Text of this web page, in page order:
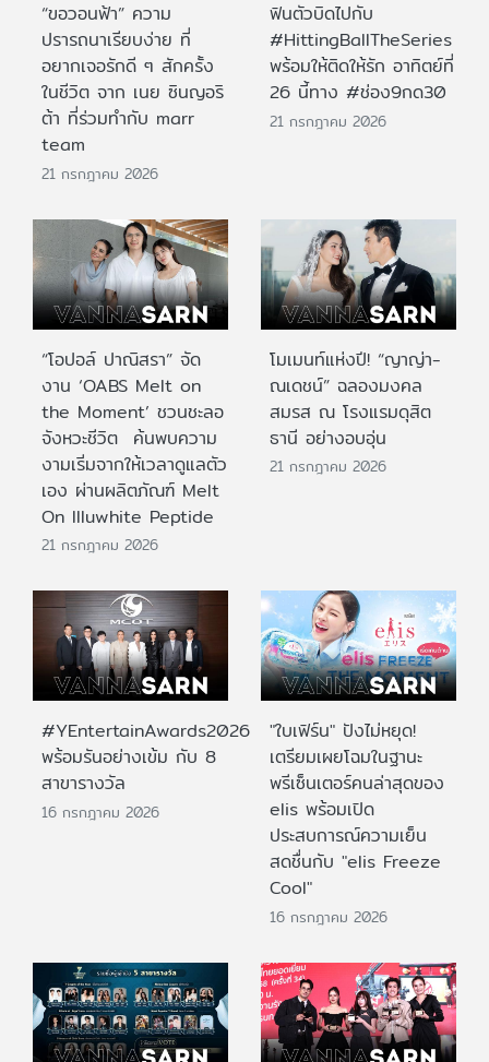
“ขอวอนฟ้า” ความ
ปรารถนาเรียบง่าย ที่
อยากเจอรักดี ๆ สักครั้ง
ในชีวิต จาก เนย ซินญอริ
ต้า ที่ร่วมทำกับ marr
team
21 กรกฎาคม 2026
ฟินตัวบิดไปกับ
#HittingBallTheSeries
พร้อมให้ติดให้รัก อาทิตย์ที่
26 นี้ทาง #ช่อง9กด30
21 กรกฎาคม 2026
“โอปอล์ ปาณิสรา” จัด
งาน ‘OABS Melt on
the Moment’ ชวนชะลอ
จังหวะชีวิต ค้นพบความ
งามเริ่มจากให้เวลาดูแลตัว
เอง ผ่านผลิตภัณฑ์ Melt
On Illuwhite Peptide
21 กรกฎาคม 2026
โมเมนท์แห่งปี! “ญาญ่า-
ณเดชน์” ฉลองมงคล
สมรส ณ โรงแรมดุสิต
ธานี อย่างอบอุ่น
21 กรกฎาคม 2026
#YEntertainAwards2026
พร้อมรันอย่างเข้ม กับ 8
สาขารางวัล
16 กรกฎาคม 2026
"ใบเฟิร์น" ปังไม่หยุด!
เตรียมเผยโฉมในฐานะ
พรีเซ็นเตอร์คนล่าสุดของ
elis พร้อมเปิด
ประสบการณ์ความเย็น
สดชื่นกับ "elis Freeze
Cool"
16 กรกฎาคม 2026